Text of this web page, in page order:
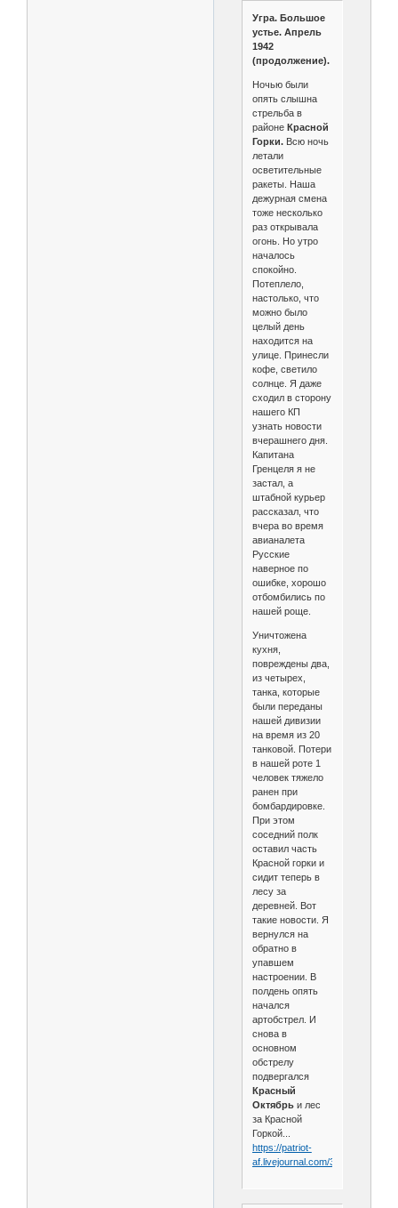
Угра. Большое
устье. Апрель
1942
(продолжение).
Ночью были
опять слышна
стрельба в
районеКрасной
Горки.Всю ночь
летали
осветительные
ракеты. Наша
дежурная смена
тоже несколько
раз открывала
огонь. Но утро
началось
спокойно.
Потеплело,
настолько, что
можно было
целый день
находится на
улице. Принесли
кофе, светило
солнце. Я даже
сходил в сторону
нашего КП
узнать новости
вчерашнего дня.
Капитана
Гренцеля я не
застал, а
штабной курьер
рассказал, что
вчера во время
авианалета
Русские
наверное по
ошибке, хорошо
отбомбились по
нашей роще.
Уничтожена
кухня,
повреждены два,
из четырех,
танка, которые
были переданы
нашей дивизии
на время из 20
танковой. Потери
в нашей роте 1
человек тяжело
ранен при
бомбардировке.
При этом
соседний полк
оставил часть
Красной горки и
сидит теперь в
лесу за
деревней. Вот
такие новости. Я
вернулся на
обратно в
упавшем
настроении. В
полдень опять
начался
артобстрел. И
снова в
основном
обстрелу
подвергался
Красный
Октябрьи лес
за Красной
Горкой...
https://patriot-
af.livejournal.com/35653.html